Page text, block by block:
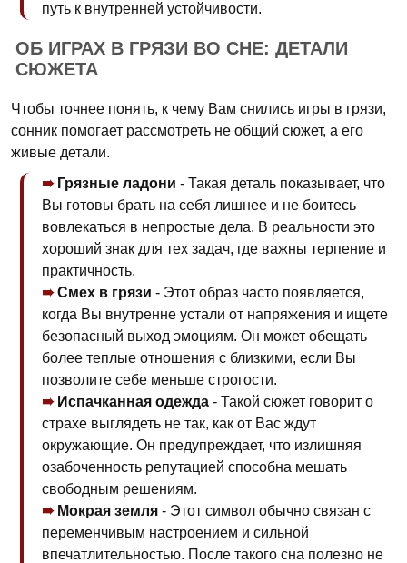
путь к внутренней устойчивости.
ОБ ИГРАХ В ГРЯЗИ ВО СНЕ: ДЕТАЛИ
СЮЖЕТА
Чтобы точнее понять, к чему Вам снились игры в грязи,
сонник помогает рассмотреть не общий сюжет, а его
живые детали.
Грязные ладони - Такая деталь показывает, что
Вы готовы брать на себя лишнее и не боитесь
вовлекаться в непростые дела. В реальности это
хороший знак для тех задач, где важны терпение и
практичность.
Смех в грязи - Этот образ часто появляется,
когда Вы внутренне устали от напряжения и ищете
безопасный выход эмоциям. Он может обещать
более теплые отношения с близкими, если Вы
позволите себе меньше строгости.
Испачканная одежда - Такой сюжет говорит о
страхе выглядеть не так, как от Вас ждут
окружающие. Он предупреждает, что излишняя
озабоченность репутацией способна мешать
свободным решениям.
Мокрая земля - Этот символ обычно связан с
переменчивым настроением и сильной
впечатлительностью. После такого сна полезно не